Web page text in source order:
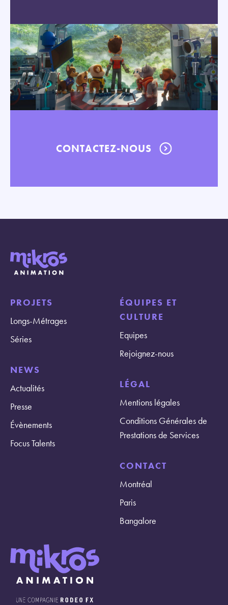
CONTACTEZ-NOUS
PROJETS
Longs-Métrages
Séries
NEWS
Actualités
Presse
Évènements
Focus Talents
ÉQUIPES ET
CULTURE
Equipes
Rejoignez-nous
LÉGAL
Mentions légales
Conditions Générales de
Prestations de Services
CONTACT
Montréal
Paris
Bangalore